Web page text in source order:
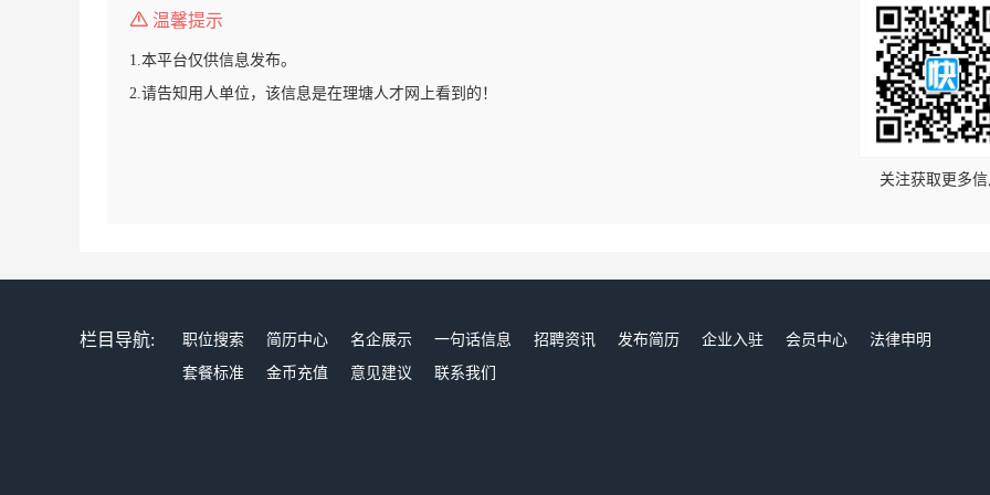
温馨提示
1.本平台仅供信息发布。
2.请告知用人单位，该信息是在理塘人才网上看到的！
关注获取更多
栏目导航: 职位搜索 简历中心 名企展示 一句话信息 招聘资讯 发布简历 企业入驻 会员中心
法律申明
套餐标准
金币充值 意见建议 联系我们